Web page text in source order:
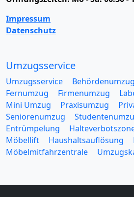
Impressum
Datenschutz
Umzugsservice
Umzugsservice Behördenumzug
Fernumzug
Firmenumzug
Mini Umzug
Praxisumzug
Seniorenumzug
Entrümpelung
Möbellift
Haushaltsauflösung
Möbelmitfahrzentrale